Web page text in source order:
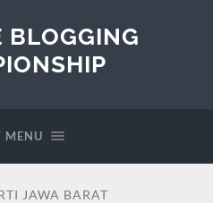
BLOGGING
MENU
JAWA BARAT